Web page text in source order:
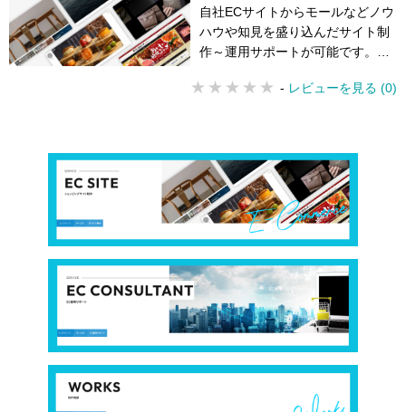
自社ECサイトからモールなどノウ
ハウや知見を盛り込んだサイト制
作～運用サポートが可能です。お
適な⽅法をご提案いたします。
- レビューを見る (0)